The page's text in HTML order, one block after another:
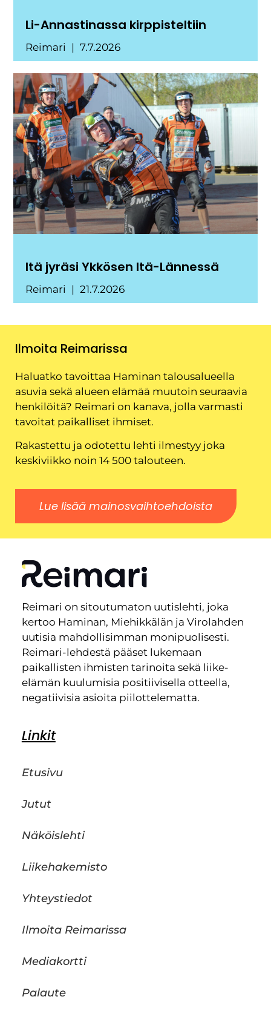
Li-Annastinassa kirppisteltiin
Reimari 7.7.2026
Itä jyräsi Ykkösen Itä-Lännessä
Reimari 21.7.2026
Ilmoita Reimarissa
Haluatko tavoittaa Haminan talousalueella
asuvia sekä alueen elämää muutoin seuraavia
henkilöitä? Reimari on kanava, jolla varmasti
tavoitat paikalliset ihmiset.
Rakastettu ja odotettu lehti ilmestyy joka
keskiviikko noin 14 500 talouteen.
Lue lisää mainosvaihtoehdoista
Reimari on sitoutumaton uutislehti, joka
kertoo Haminan, Miehikkälän ja Virolahden
uutisia mahdollisimman monipuolisesti.
Reimari-lehdestä pääset lukemaan
paikallisten ihmisten tarinoita sekä liike-
elämän kuulumisia positiivisella otteella,
negatiivisia asioita piilottelematta.
Linkit
Etusivu
Jutut
Näköislehti
Liikehakemisto
Yhteystiedot
Ilmoita Reimarissa
Mediakortti
Palaute